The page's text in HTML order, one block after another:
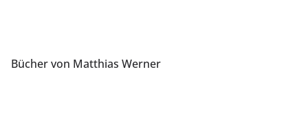
Bücher von Matthias Werner